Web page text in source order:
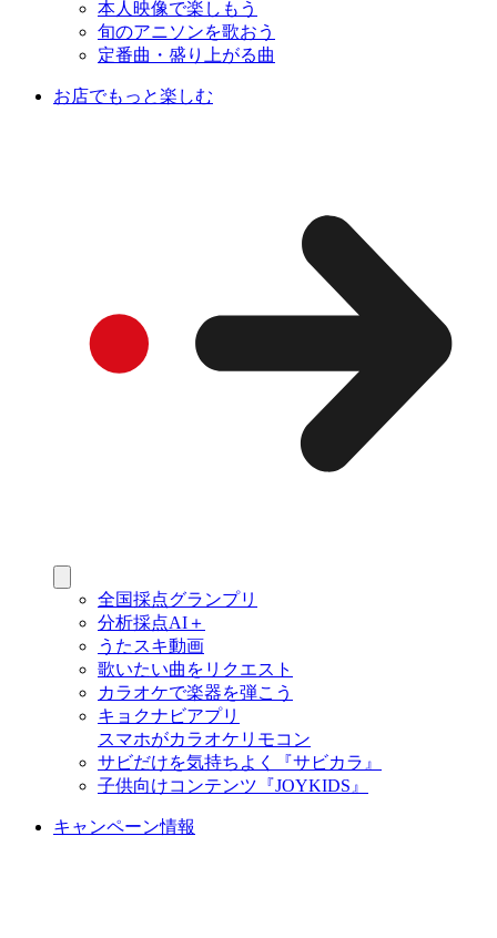
本人映像で楽しもう
旬のアニソンを歌おう
定番曲・盛り上がる曲
お店でもっと楽しむ
全国採点グランプリ
分析採点AI＋
うたスキ動画
歌いたい曲をリクエスト
カラオケで楽器を弾こう
キョクナビアプリ
スマホがカラオケリモコン
サビだけを気持ちよく『サビカラ』
子供向けコンテンツ『JOYKIDS』
キャンペーン情報